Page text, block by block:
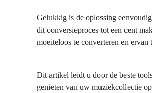
Gelukkig is de oplossing
dit conversieproces tot een cent
moeiteloos te converteren en ervan
Dit artikel leidt u door de beste
genieten van uw muziekcollectie